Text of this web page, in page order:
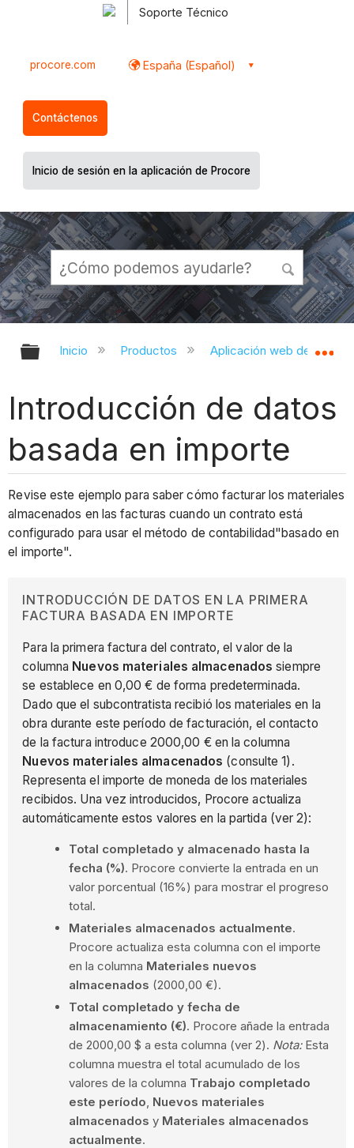
Soporte Técnico
procore.com España (Español)
Contáctenos
Inicio de sesión en la aplicación de Procore
Expandir/contraer jerarquía global
Inicio Productos Aplicación web de
Introducción de datos
basada en importe
Revise este ejemplo para saber cómo facturar los materiales
almacenados en las facturas cuando un contrato está
configurado para usar el método de contabilidad"basado en
el importe".
INTRODUCCIÓN DE DATOS EN LA PRIMERA
FACTURA BASADA EN IMPORTE
Para la primera factura del contrato, el valor de la
columna Nuevos materiales almacenados siempre
se establece en 0,00 € de forma predeterminada.
Dado que el subcontratista recibió los materiales en la
obra durante este período de facturación, el contacto
de la factura introduce 2000,00 € en la columna
Nuevos materiales almacenados (consulte 1).
Representa el importe de moneda de los materiales
recibidos. Una vez introducidos, Procore actualiza
automáticamente estos valores en la partida (ver 2):
Total completado y almacenado hasta la
fecha (%). Procore convierte la entrada en un
valor porcentual (16%) para mostrar el progreso
total.
Materiales almacenados actualmente.
Procore actualiza esta columna con el importe
en la columna Materiales nuevos
almacenados (2000,00 €).
Total completado y fecha de
almacenamiento (€). Procore añade la entrada
de 2000,00 $ a esta columna (ver 2). Nota:Esta
columna muestra el total acumulado de los
valores de la columna Trabajo completado
este período, Nuevos materiales
almacenados y Materiales almacenados
actualmente.